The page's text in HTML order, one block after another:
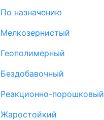
По назначению
Мелкозернистый
Геополимерный
Бездобавочный
Реакционно-порошковый
Жаростойкий